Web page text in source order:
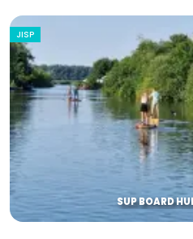
JISP
SUP BOARD